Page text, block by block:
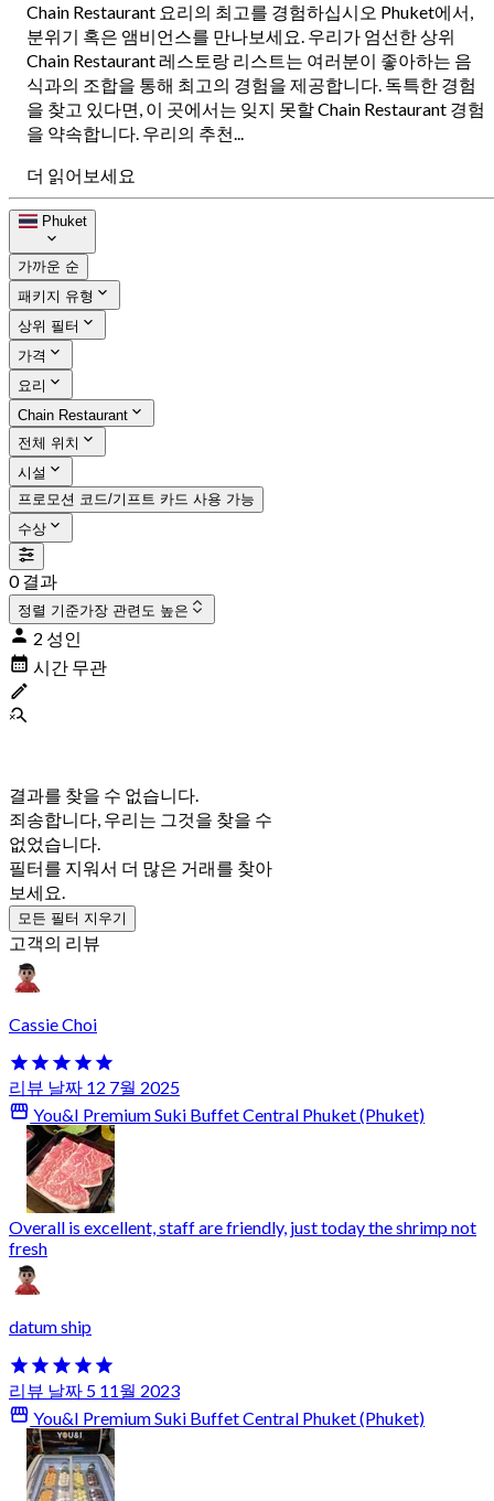
Chain Restaurant 요리의 최고를 경험하십시오 Phuket에서,
분위기 혹은 앰비언스를 만나보세요. 우리가 엄선한 상위
Chain Restaurant 레스토랑 리스트는 여러분이 좋아하는 음
식과의 조합을 통해 최고의 경험을 제공합니다. 독특한 경험
을 찾고 있다면, 이 곳에서는 잊지 못할 Chain Restaurant 경험
을 약속합니다. 우리의 추천...
더 읽어보세요
Phuket
가까운 순
패키지 유형
상위 필터
가격
요리
Chain Restaurant
전체 위치
시설
프로모션 코드/기프트 카드 사용 가능
수상
0 결과
정렬 기준가장 관련도 높은
2 성인
시간 무관
결과를 찾을 수 없습니다.
죄송합니다, 우리는 그것을 찾을 수
없었습니다.
필터를 지워서 더 많은 거래를 찾아
보세요.
모든 필터 지우기
고객의 리뷰
Cassie Choi
리뷰 날짜 12 7월 2025
You&I Premium Suki Buffet Central Phuket (Phuket)
Overall is excellent, staff are friendly, just today the shrimp not
fresh
datum ship
리뷰 날짜 5 11월 2023
You&I Premium Suki Buffet Central Phuket (Phuket)